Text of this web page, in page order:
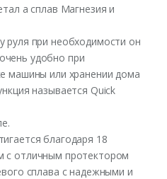
а сплав Магнезия и
при необходимости он
удобно при
машины или хранении дома
называется Quick
благодаря 18
отличным протектором
сплава с надежными и